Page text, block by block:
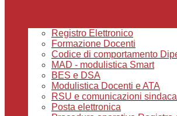
Registro Elettronico
Formazione Docenti
Codice di comportamento
MAD - modulistica Smart
BES e DSA
Modulistica Docenti e ATA
RSU e comunicazioni
Posta elettronica